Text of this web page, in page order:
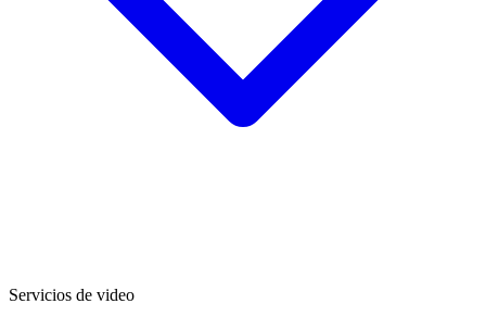
Servicios de video